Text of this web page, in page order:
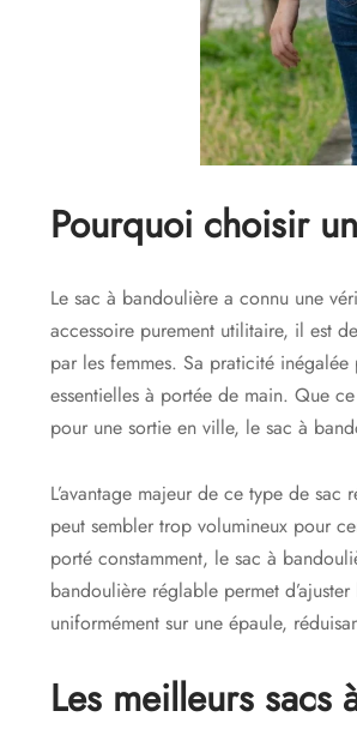
Pourquoi choisir
Le sac à bandoulière a connu une
accessoire purement utilitaire, il est
par les femmes. Sa praticité
essentielles à portée de main. Que
pour une sortie en ville, le sac à
L’avantage majeur de ce type de
peut sembler trop volumineux pour
porté constamment, le sac à
bandoulière réglable permet
uniformément sur une épaule,
Les meilleurs